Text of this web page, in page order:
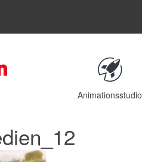
Animationsstudio